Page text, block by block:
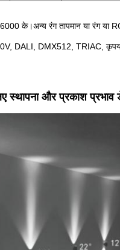
के।अन्य रंग तापमान या रंग या
DALI, DMX512, TRIAC,
स्थापना और प्रकाश प्रभाव